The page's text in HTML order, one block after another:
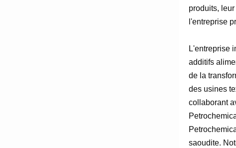
produits,
l'entreprise
L'entreprise
additifs
de la
des usines
collaborant
saoudite.